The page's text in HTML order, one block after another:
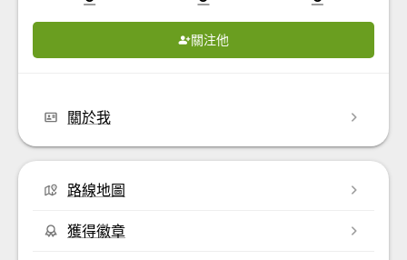
關注他
關於我
路線地圖
獲得徽章